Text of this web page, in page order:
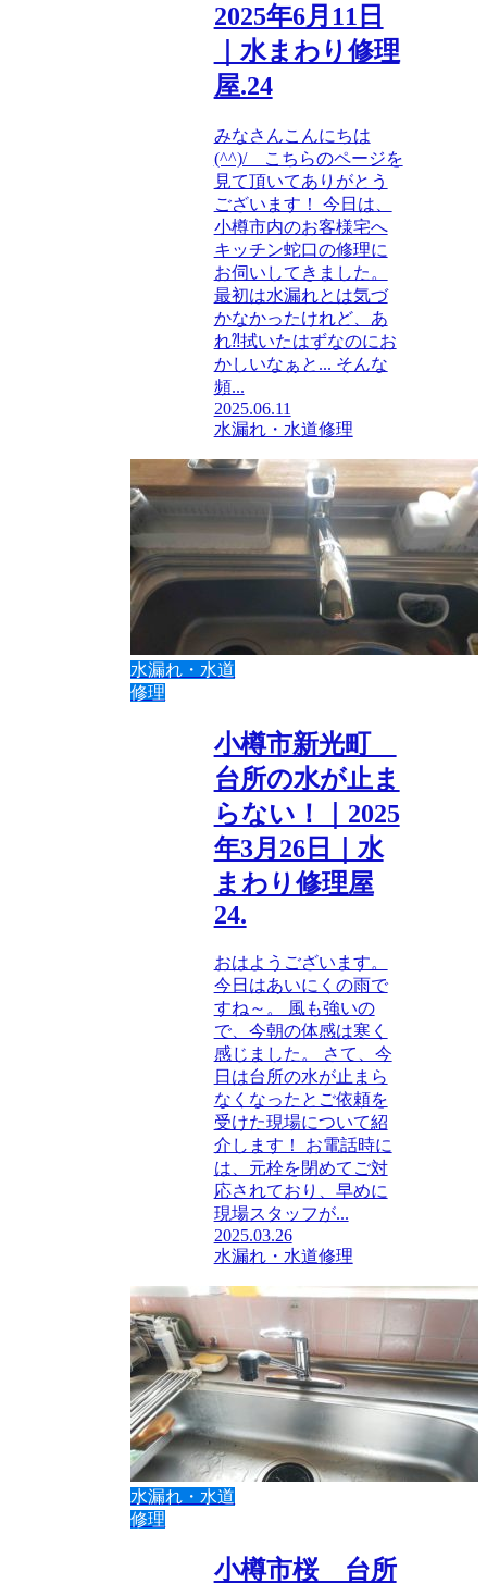
2025年6月11日
｜水まわり修理
屋.24
みなさんこんにちは
(^^)/ こちらのページを
見て頂いてありがとう
ございます！ 今日は、
小樽市内のお客様宅へ
キッチン蛇口の修理に
お伺いしてきました。
最初は水漏れとは気づ
かなかったけれど、あ
れ⁈拭いたはずなのにお
かしいなぁと... そんな
頻...
2025.06.11
水漏れ・水道修理
水漏れ・水道
修理
小樽市新光町
台所の水が止ま
らない！｜2025
年3月26日｜水
まわり修理屋
24.
おはようございます。
今日はあいにくの雨で
すね～。 風も強いの
で、今朝の体感は寒く
感じました。 さて、今
日は台所の水が止まら
なくなったとご依頼を
受けた現場について紹
介します！ お電話時に
は、元栓を閉めてご対
応されており、早めに
現場スタッフが...
2025.03.26
水漏れ・水道修理
水漏れ・水道
修理
小樽市桜 台所